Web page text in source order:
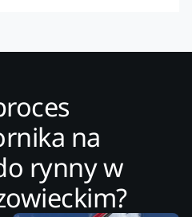
na
rynny w